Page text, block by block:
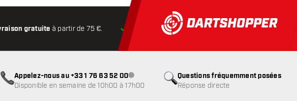
gratuite à partir de 75 €. Expédition dans les24 heures Retours
Questions fréquemment posées
Réponse directe
Appelez-nous au +33 1 76 63 52 00Service client indisponible
Disponible en semaine de 10h00 à 17h00